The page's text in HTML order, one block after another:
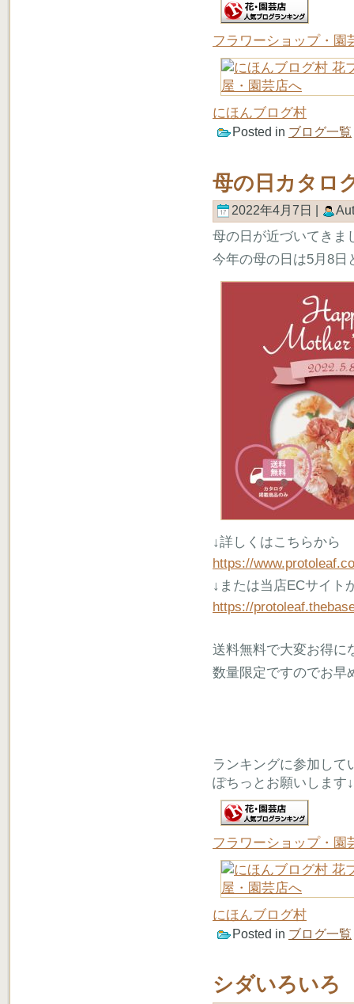
フラワーショップ・園
にほんブログ村
Posted in ブログ一覧
母の日カタロ
2022年4月7日 |
母の日が近づいてきま
今年の母の日は5月8日
↓詳しくはこちらから
https://
↓または当店ECサイト
https://
送料無料で大変お得に
数量限定ですのでお早
ランキングに参加して
ぽちっとお願いします↓
フラワーショップ・園
にほんブログ村
Posted in ブログ一覧
シダいろいろ